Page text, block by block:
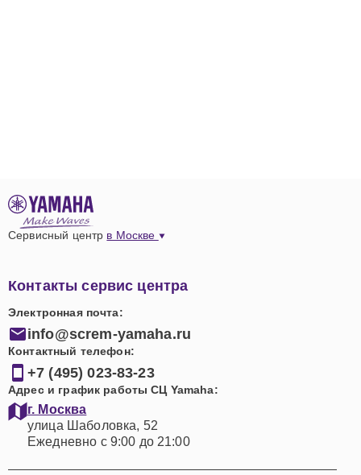
Сервисный центр в Москве
Контакты сервис центра
Электронная почта:
info@screm-yamaha.ru
Контактный телефон:
+7 (495) 023-83-23
Адрес и график работы СЦ Yamaha:
г. Москва
улица Шаболовка, 52
Ежедневно с 9:00 до 21:00